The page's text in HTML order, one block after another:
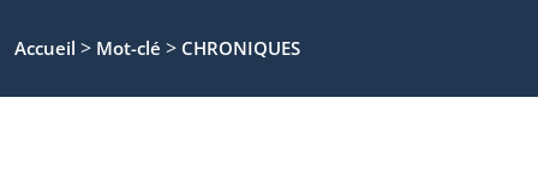
Accueil > Mot-clé > CHRONIQUES